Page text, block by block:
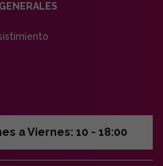
a Viernes: 10 - 18:00